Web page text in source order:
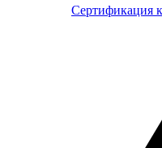
Сертификация